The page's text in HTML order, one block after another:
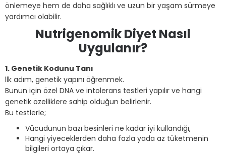
önlemeye hem de daha sağlıklı ve uzun bir yaşam sürmeye
yardımcı olabilir.
Nutrigenomik Diyet Nasıl
Uygulanır?
1. Genetik Kodunu Tanı
İlk adım, genetik yapını öğrenmek.
Bunun için özel DNA ve intolerans testleri yapılır ve hangi
genetik özelliklere sahip olduğun belirlenir.
Bu testlerle;
Vücudunun bazı besinleri ne kadar iyi kullandığı,
Hangi yiyeceklerden daha fazla yada az tüketmenin
bilgileri ortaya çıkar.